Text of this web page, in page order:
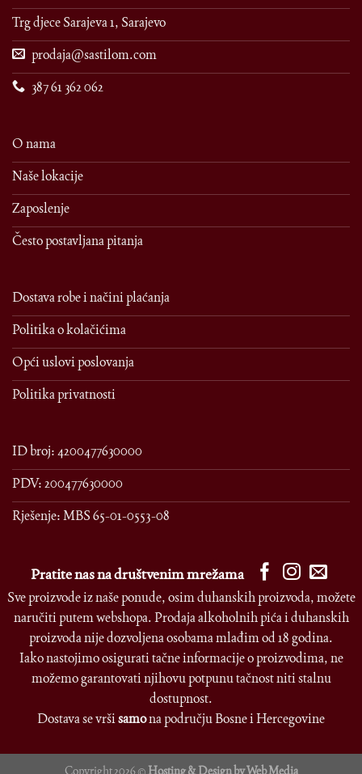
Trg djece Sarajeva 1, Sarajevo
prodaja@sastilom.com
387 61 362 062
O nama
Naše lokacije
Zaposlenje
Često postavljana pitanja
Dostava robe i načini plaćanja
Politika o kolačićima
Opći uslovi poslovanja
Politika privatnosti
ID broj: 4200477630000
PDV: 200477630000
Rješenje: MBS 65-01-0553-08
Pratite nas na društvenim mrežama
Sve proizvode iz naše ponude, osim duhanskih proizvoda, možete
naručiti putem webshopa. Prodaja alkoholnih pića i duhanskih
proizvoda nije dozvoljena osobama mlađim od 18 godina.
Iako nastojimo osigurati tačne informacije o proizvodima, ne
možemo garantovati njihovu potpunu tačnost niti stalnu
dostupnost.
Dostava se vršisamona području Bosne i Hercegovine
Copyright 2026 © Hosting & Design by Web Media